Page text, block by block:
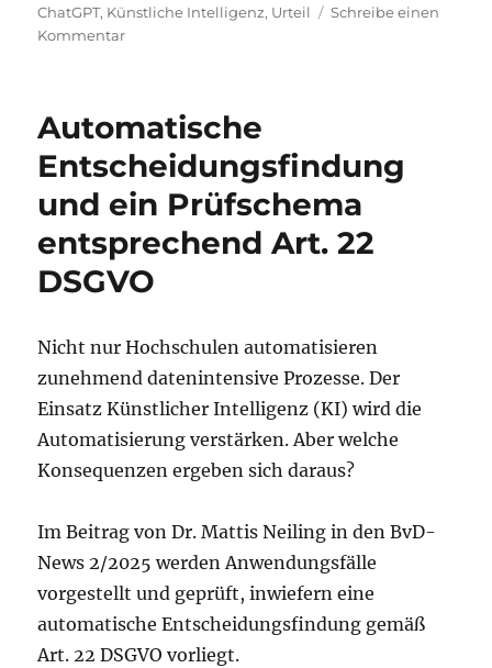
am
ChatGPT, Künstliche Intelligenz, Urteil
Schreibe einen
Kommentarzu
Hamburger
Arbeitsgerichtsurteil
Automatische
Entscheidungsfindung
und ein Prüfschema
entsprechend Art. 22
DSGVO
Nicht nur Hochschulen automatisieren
zunehmend datenintensive Prozesse. Der
Einsatz Künstlicher Intelligenz (KI) wird die
Automatisierung verstärken. Aber welche
Konsequenzen ergeben sich daraus?
Im Beitrag von Dr. Mattis Neiling in den BvD-
News 2/2025 werden Anwendungsfälle
vorgestellt und geprüft, inwiefern eine
automatische Entscheidungsfindung gemäß
Art. 22 DSGVO vorliegt.